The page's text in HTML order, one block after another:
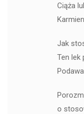
Ciąża
Jak
Ten lek
o